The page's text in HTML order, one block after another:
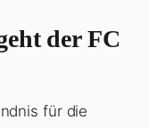
der FC
für die